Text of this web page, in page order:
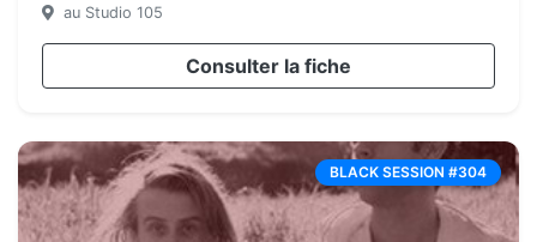
au Studio 105
Consulter la fiche
BLACK SESSION #304